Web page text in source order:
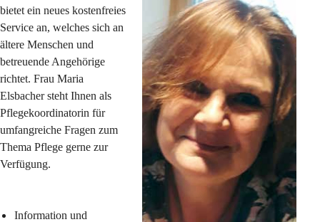
bietet ein neues kostenfreies
Service an, welches sich an
ältere Menschen und
betreuende Angehörige
richtet. Frau Maria
Elsbacher steht Ihnen als
Pflegekoordinatorin für
umfangreiche Fragen zum
Thema Pflege gerne zur
Verfügung.
Information und